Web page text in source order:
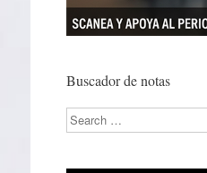
Buscador de notas
Search